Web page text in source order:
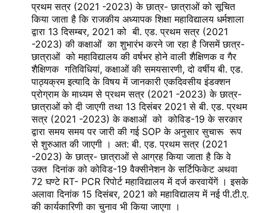
प्रथम सत्र (2021 -2023) के छात्र- छात्राओं को सूचित
किया जाता है कि राजकीय अध्यापक शिक्षा महाविद्यालय धर्मशाला
द्वारा 13 दिसम्बर, 2021 को बी. एड. प्रथम सत्र (2021
-2023) की कक्षाओं का शुभारंभ करने जा रहा है जिसमें छात्र-
छात्राओं को महाविद्यालय की वर्षभर होने वाली शैक्षिणक व गैर
शैक्षिणक गतिविधियां, कक्षाओं की समयसारणी, दो वर्षीय बी. एड.
पाठ्यक्रम इत्यादि के विषय में जानकारी एकदिवसीय इंडक्शन
प्रोग्राम के माध्यम से प्रथम सत्र (2021 -2023) के छात्र-
छात्राओं को दी जाएगी तथा 13 दिसंबर 2021 से बी. एड. प्रथम
सत्र (2021 -2023) के कक्षाओं को कोविड-19 के सरकार
द्वारा समय समय पर जारी की गई SOP के अनुसार सुचारू रूप
से शुरुआत की जाएगी । अत: बी. एड. प्रथम सत्र (2021
-2023) के छात्र- छात्राओं से आग्रह किया जाता है कि वे
उक्त दिनांक को कोविड-19 वैक्सीनेशन के सर्टिफिकेट अथवा
72 घण्टे RT- PCR रिपोर्ट महाविद्यालय में दर्ज करवायेंगें । इसके
अलावा दिनांक 15 दिसंबर, 2021 को महाविद्यालय में नई पी.टी.ए.
की कार्यकारिणी का चुनाव भी किया जाएगा ।